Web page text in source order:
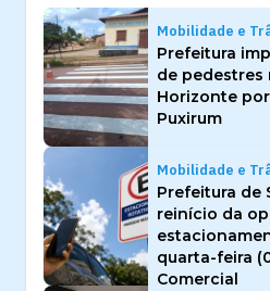
Mobilidade e
Prefeitura
de pedestres
Horizonte
Puxirum
Mobilidade e
Prefeitura de
reinício da
quarta-feira
Comercial